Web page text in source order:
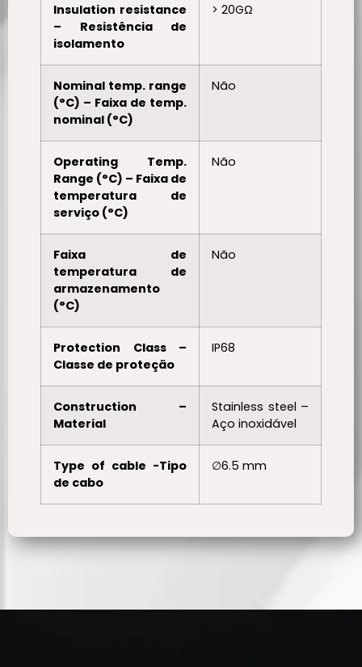
Insulation resistance
– Resistência de
isolamento
> 20GΩ
Nominal temp. range
(°C) – Faixa de temp.
nominal (°C)
Não
Operating Temp.
Range (°C) – Faixa de
temperatura de
serviço (°C)
Não
Faixa de
temperatura de
armazenamento
(°C)
Não
Protection Class –
Classe de proteção
IP68
Construction –
Material
Stainless steel –
Aço inoxidável
Type of cable -Tipo
de cabo
∅6.5 mm